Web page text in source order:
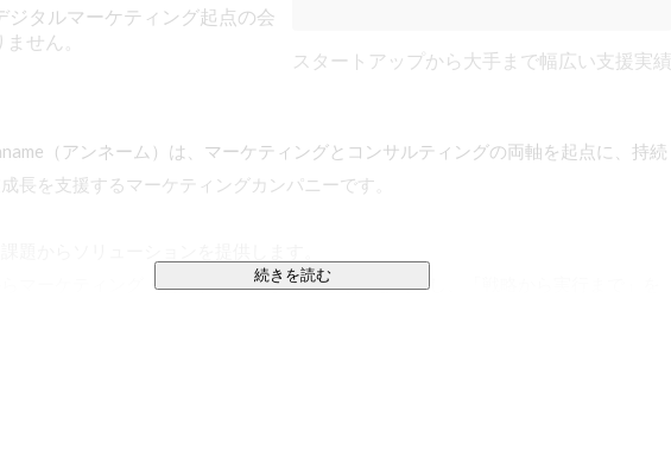
ジタルマーケティング起点の会
せん。
スタートアップから大手まで幅広い支援実績
（アンネーム）は、マーケティングとコンサルティングの両軸を起点に、持続
長を支援するマーケティングカンパニーです。
らマーケティング・営業プロセスまでの全領域を網羅し、「戦略から実行まで」を
続きを読む